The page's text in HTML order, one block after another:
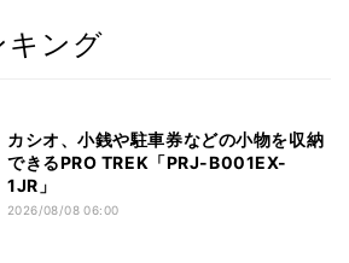
キング
カシオ、小銭や駐車券などの小物を収納
できるPRO TREK「PRJ-B001EX-
1JR」
2026/08/08 06:00